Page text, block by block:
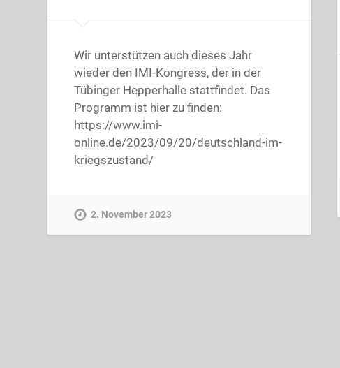
Wir unterstützen auch dieses Jahr
wieder den IMI-Kongress, der in der
Tübinger Hepperhalle stattfindet. Das
Programm ist hier zu finden:
https://www.imi-
online.de/2023/09/20/deutschland-im-
kriegszustand/
2. November 2023